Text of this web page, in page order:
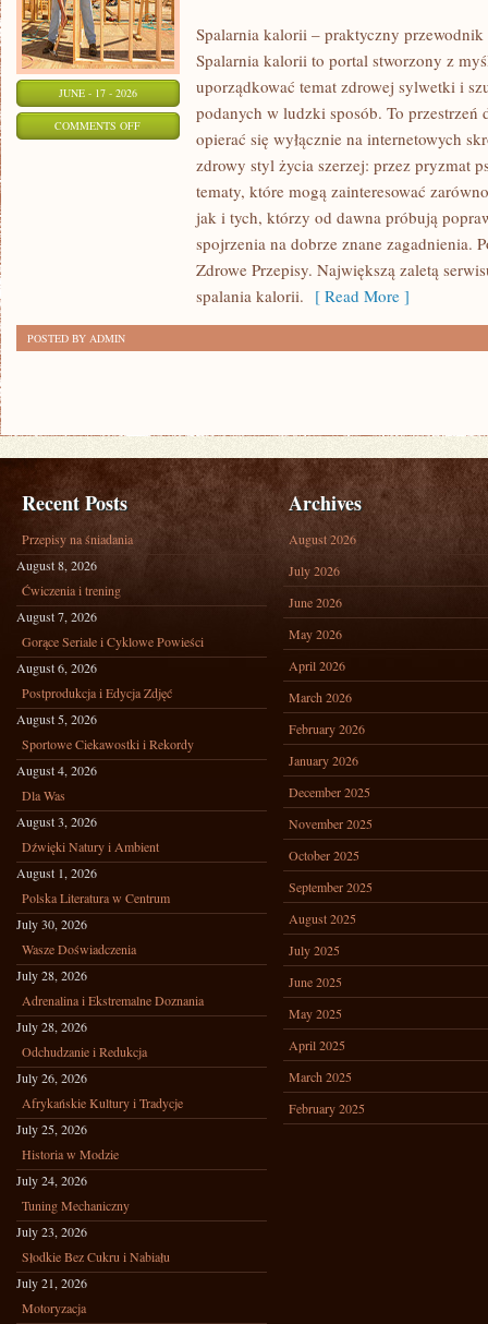
JUNE - 17 - 2026
COMMENTS OFFON
MOTYWACJA
Spalarnia kalorii – praktyczny
Spalarnia kalorii to portal stworzony z
uporządkować temat zdrowej sylwetki i
podanych w ludzki sposób. To
opierać się wyłącznie na internetowych
zdrowy styl życia szerzej: przez pryzmat
tematy, które mogą zainteresować
jak i tych, którzy od dawna próbują
spojrzenia na dobrze znane zagadnienia.
Zdrowe Przepisy. Największą zaletą
spalania kalorii. [ Read More ]
POSTED BY ADMIN
Recent Posts
Przepisy na śniadania
August 8, 2026
Ćwiczenia i trening
August 7, 2026
Gorące Seriale i Cyklowe Powieści
August 6, 2026
Postprodukcja i Edycja Zdjęć
August 5, 2026
Sportowe Ciekawostki i Rekordy
August 4, 2026
Dla Was
August 3, 2026
Dźwięki Natury i Ambient
August 1, 2026
Polska Literatura w Centrum
July 30, 2026
Wasze Doświadczenia
July 28, 2026
Adrenalina i Ekstremalne Doznania
July 28, 2026
Odchudzanie i Redukcja
July 26, 2026
Afrykańskie Kultury i Tradycje
July 25, 2026
Historia w Modzie
July 24, 2026
Tuning Mechaniczny
July 23, 2026
Słodkie Bez Cukru i Nabiału
July 21, 2026
Motoryzacja
Archives
August 2026
July 2026
June 2026
May 2026
April 2026
March 2026
February 2026
January 2026
December 2025
November 2025
October 2025
September 2025
August 2025
July 2025
June 2025
May 2025
April 2025
March 2025
February 2025